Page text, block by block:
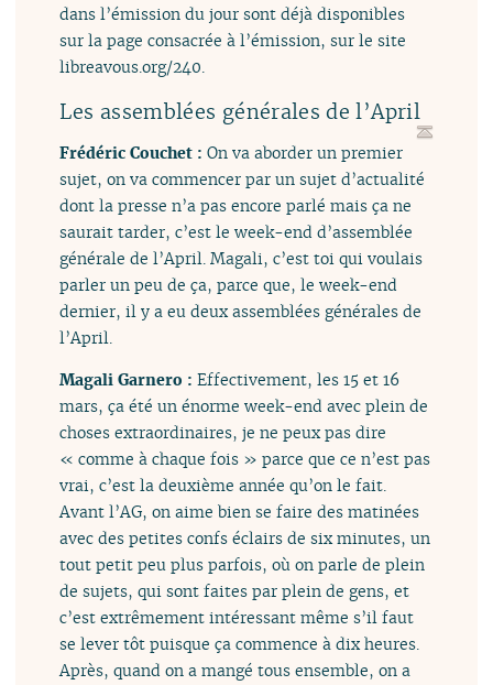
dans l’émission du jour sont déjà disponibles
sur la page consacrée à l’émission, sur le site
libreavous.org/240.
Les assemblées générales de l’April
Frédéric Couchet :On va aborder un premier
sujet, on va commencer par un sujet d’actualité
dont la presse n’a pas encore parlé mais ça ne
saurait tarder, c’est le week-end d’assemblée
générale de l’April. Magali, c’est toi qui voulais
parler un peu de ça, parce que, le week-end
dernier, il y a eu deux assemblées générales de
l’April.
Magali Garnero :Effectivement, les 15 et 16
mars, ça été un énorme week-end avec plein de
choses extraordinaires, je ne peux pas dire
« comme à chaque fois » parce que ce n’est pas
vrai, c’est la deuxième année qu’on le fait.
Avant l’AG, on aime bien se faire des matinées
avec des petites confs éclairs de six minutes, un
tout petit peu plus parfois, où on parle de plein
de sujets, qui sont faites par plein de gens, et
c’est extrêmement intéressant même s’il faut
se lever tôt puisque ça commence à dix heures.
Après, quand on a mangé tous ensemble, on a